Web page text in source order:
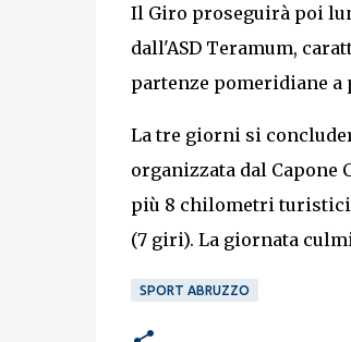
Il Giro proseguirà poi
dall'ASD Teramum,
partenze pomeridiane a
La tre giorni si
organizzata dal
più 8 chilometri turistici
(7 giri). La giornata
SPORT ABRUZZO